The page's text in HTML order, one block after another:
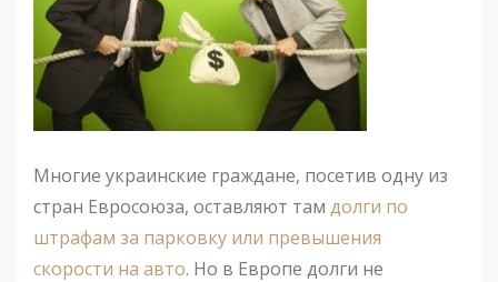
Многие украинские граждане, посетив одну из
стран Евросоюза, оставляют там долги по
штрафам за парковку или превышения
скорости на авто. Но в Европе долги не